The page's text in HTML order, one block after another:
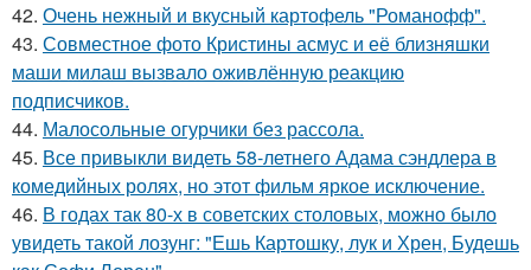
42. Очень нежный и вкусный картофель "Романофф".
43. Совместное фото Кристины асмус и её близняшки
маши милаш вызвало оживлённую реакцию
подписчиков.
44. Малосольные огурчики без рассола.
45. Все привыкли видеть 58-летнего Адама сэндлера в
комедийных ролях, но этот фильм яркое исключение.
46. В годах так 80-х в советских столовых, можно было
увидеть такой лозунг: "Ешь Картошку, лук и Хрен, Будешь